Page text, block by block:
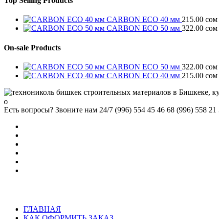
CARBON ECO 40 мм 215.00 сом
CARBON ECO 50 мм 322.00 сом
On-sale Products
CARBON ECO 50 мм 322.00 сом
CARBON ECO 40 мм 215.00 сом
Есть вопросы? Звоните нам 24/7 (996) 554 45 46 68 (996) 558 21
ГЛАВНАЯ